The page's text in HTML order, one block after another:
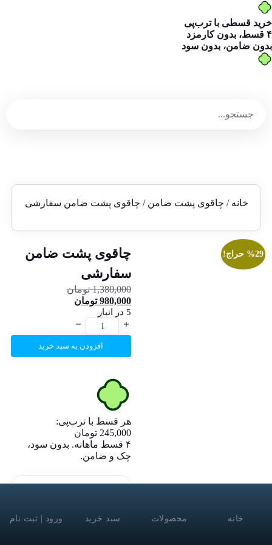
خرید قسطی با ترب‌پی
۴ قسط، بدون کارمزد
بدون ضامن، بدون سود
خانه / چاقوی پشت ضامن / چاقوی پشت ضامن سفارشی
%29 حراج!
چاقوی پشت ضامن
سفارشی
1,380,000 تومان
980,000 تومان
5 در انبار
افزودن به سبد خرید
هر قسط با ترب‌پی:
245,000 تومان
۴ قسط ماهانه. بدون سود،
چک و ضامن.
خانه محصولات سبد خرید ورود | ثبت نام